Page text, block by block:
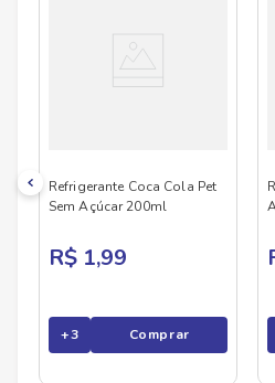
para acompanhar refeições
matar aquela sede com
no Savegnago
encontra as bebidas que
Refrigerante Coca Cola Pet
Sem Açúcar 200ml
R$ 1,99
+3 Comprar